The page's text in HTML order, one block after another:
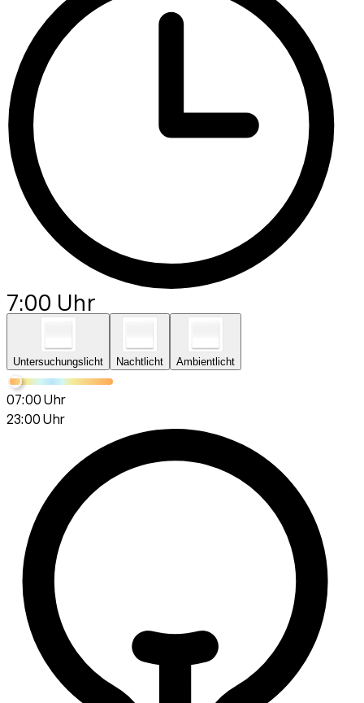
7:00 Uhr
Untersuchungslicht Nachtlicht Ambientlicht
07:00 Uhr
23:00 Uhr